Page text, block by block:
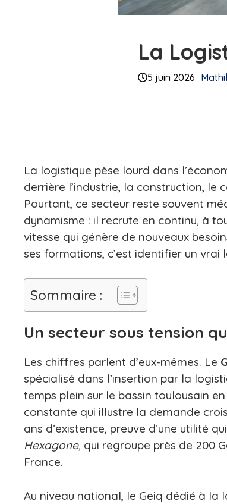
La
5 juin 2026
La logistique pèse lourd dans
derrière l’industrie, la construction, le
Pourtant, ce secteur reste souvent
dynamisme : il recrute en continu, à
vitesse qui génère de nouveaux
ses formations, c’est identifier un vrai
Sommaire :
Un secteur sous tension
Les chiffres parlent d’eux-mêmes. Le
spécialisé dans l’insertion par la
temps plein sur le bassin toulousain
constante qui illustre la demande
ans d’existence, preuve d’une utilité
Hexagone, qui regroupe près de 200
France.
Au niveau national, le Geiq dédié à la